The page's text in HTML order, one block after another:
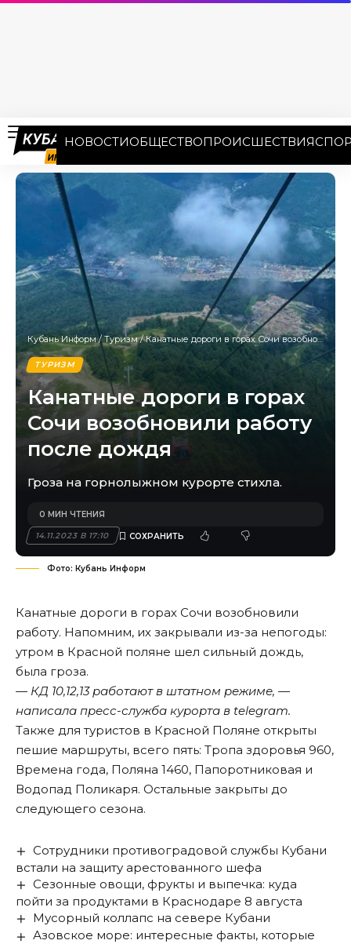
НОВОСТИОБЩЕСТВОПРОИСШЕСТВИЯ
Кубань Информ/Туризм/Канатные дороги в горах Сочи возобновили работу после дождя
ТУРИЗМ
Канатные дороги в горах
Сочи возобновили работу
после дождя
Гроза на горнолыжном курорте стихла.
14.11.2023 В 17:10
0 МИН ЧТЕНИЯ
Фото: Кубань Информ
Канатные дороги в горах Сочи возобновили
работу. Напомним, их закрывали из-за непогоды:
утром в Красной поляне шел сильный дождь,
была гроза.
— КД 10,12,13 работают в штатном режиме, —
написала пресс-служба курорта в telegram.
Также для туристов в Красной Поляне открыты
пешие маршруты, всего пять: Тропа здоровья 960,
Времена года, Поляна 1460, Папоротниковая и
Водопад Поликаря. Остальные закрыты до
следующего сезона.
Сотрудники противоградовой службы Кубани
встали на защиту арестованного шефа
Сезонные овощи, фрукты и выпечка: куда
пойти за продуктами в Краснодаре 8 августа
Мусорный коллапс на севере Кубани
Азовское море: интересные факты, которые